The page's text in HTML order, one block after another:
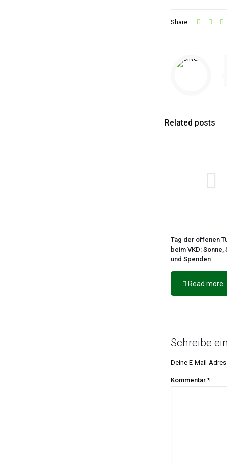
Share
Related posts
Tag der offenen
beim VKD: Sonne,
und Spenden
Read more
Schreibe
Deine E-Mail-
Kommentar *